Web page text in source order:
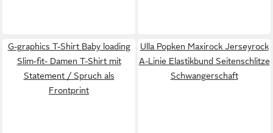
G-graphics T-Shirt Baby loading
Slim-fit- Damen T-Shirt mit
Statement / Spruch als
Frontprint
Ulla Popken Maxirock Jerseyrock
A-Linie Elastikbund Seitenschlitze
Schwangerschaft